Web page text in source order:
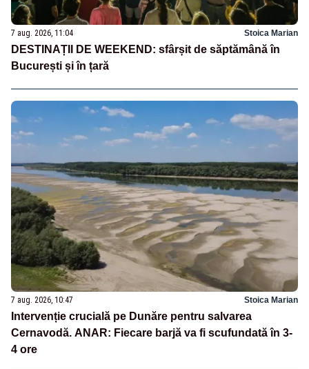
7 aug. 2026, 11:04 Stoica Marian
DESTINAȚII DE WEEKEND: sfârșit de săptămână în
București și în țară
7 aug. 2026, 10:47 Stoica Marian
Intervenție crucială pe Dunăre pentru salvarea
Cernavodă. ANAR: Fiecare barjă va fi scufundată în 3-
4 ore